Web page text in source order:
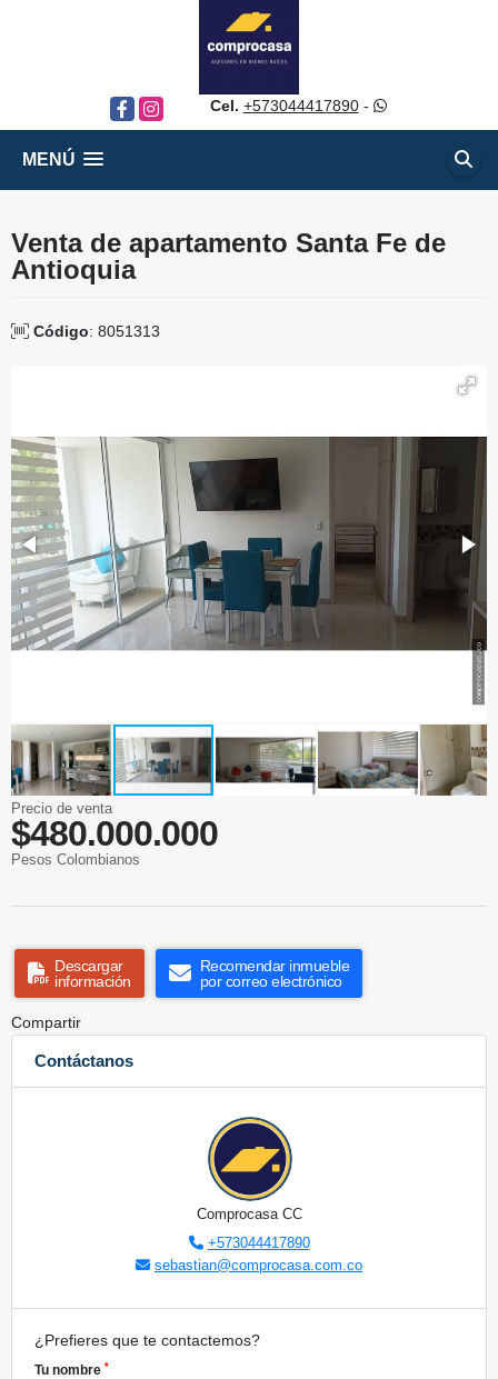
FacebookInstagram Cel. +573044417890-
MENÚ
Venta de apartamento Santa Fe de
Antioquia
Código: 8051313
Precio de venta
$480.000.000
Pesos Colombianos
Descargar
información
Recomendar inmueble
por correo electrónico
Compartir
Contáctanos
Comprocasa CC
+573044417890
sebastian@comprocasa.com.co
¿Prefieres que te contactemos?
Tu nombre *